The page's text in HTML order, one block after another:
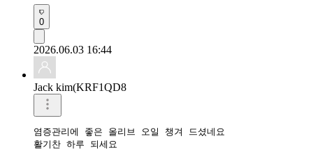
0
2026.06.03 16:44
Jack kim(KRF1QD8
염증관리에 좋은 올리브 오일 챙겨 드셨네요
활기찬 하루 되세요